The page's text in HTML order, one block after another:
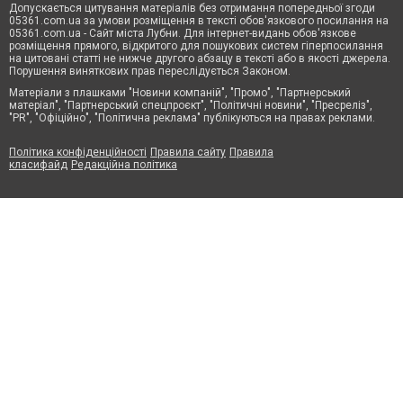
Допускається цитування матеріалів без отримання попередньої згоди
05361.com.ua за умови розміщення в тексті обов'язкового посилання на
05361.com.ua - Сайт міста Лубни. Для інтернет-видань обов'язкове
розміщення прямого, відкритого для пошукових систем гіперпосилання
на цитовані статті не нижче другого абзацу в тексті або в якості джерела.
Порушення виняткових прав переслідується Законом.
Матеріали з плашками "Новини компаній", "Промо", "Партнерський
матеріал", "Партнерський спецпроєкт", "Політичні новини", "Пресреліз",
"PR", "Офіційно", "Політична реклама" публікуються на правах реклами.
Політика конфіденційності Правила сайту Правила
класифайд Редакційна політика